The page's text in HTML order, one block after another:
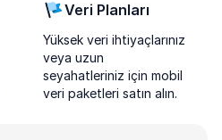
Veri Planları
Yüksek veri ihtiyaçlarınız
veya uzun
seyahatleriniz için mobil
veri paketleri satın alın.